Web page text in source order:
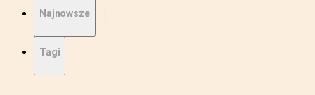
Najnowsze
Tagi